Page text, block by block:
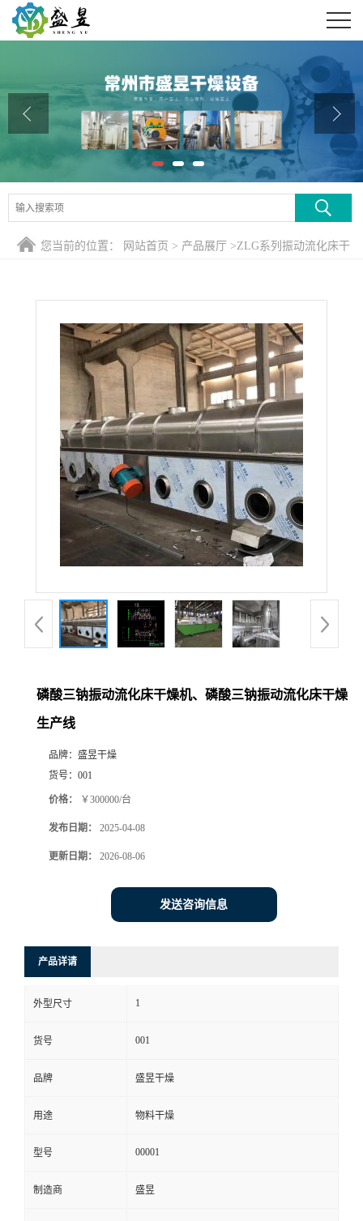
公司介绍
公司动态
产品展厅
证书荣誉
联系方式
您当前的位置： 网站首页 > 产品展厅 >ZLG系列振动流化床干
磷酸三钠振动流化床干燥机、磷酸三钠振动流化床干燥
生产线
品牌： 盛昱干燥
货号： 001
价格： ￥300000/台
发布日期： 2025-04-08
更新日期： 2026-08-06
发送咨询信息
产品详请
外型尺寸 1
货号 001
品牌 盛昱干燥
用途 物料干燥
型号 00001
制造商 盛昱